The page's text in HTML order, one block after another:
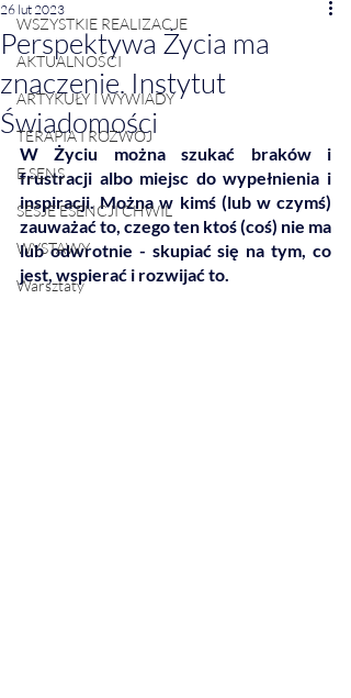
WSZYSTKIE REALIZACJE
AKTUALNOŚCI
ARTYKUŁY I WYWIADY
TERAPIA I ROZWÓJ
E SENS
SESJE ESENCJI CHWIL
WYSTAWY
Warsztaty
Perspektywa Życia ma
znaczenie. Instytut
Świadomości
26 lut 2023
W Życiu można szukać braków i
frustracji albo miejsc do wypełnienia i
inspiracji. Można w kimś (lub w czymś)
zauważać to, czego ten ktoś (coś) nie ma
lub odwrotnie - skupiać się na tym, co
jest, wspierać i rozwijać to.